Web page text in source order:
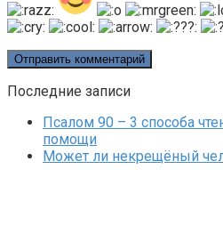
Последние записи
Псалом 90 – 3 способа
помощи
Может ли некрещёный